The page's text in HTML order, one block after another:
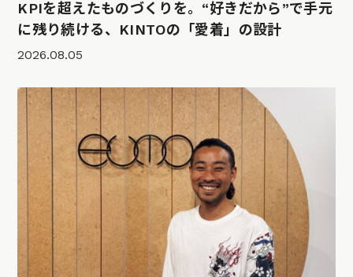
KPIを超えたものづくりを。“好きだから”で手元
に残り続ける、KINTOの「愛着」の設計
2026.08.05